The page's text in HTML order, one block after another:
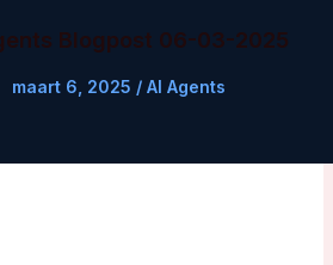
Blogpost 06-03-2025
maart 6, 2025 / AI Agents